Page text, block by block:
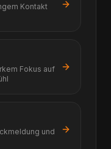
Kontakt
Fokus auf
und